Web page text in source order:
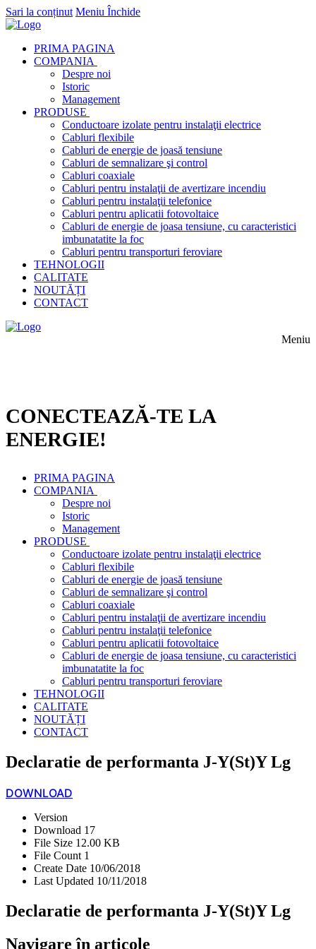
Sari la conținut Meniu Închide
PRIMA PAGINA
COMPANIA
Despre noi
Istoric
Management
PRODUSE
Conductoare izolate pentru instalaţii electrice
Cabluri flexibile
Cabluri de energie de joasă tensiune
Cabluri de semnalizare şi control
Cabluri coaxiale
Cabluri pentru instalaţii de avertizare incendiu
Cabluri pentru instalaţii telefonice
Cabluri pentru aplicatii fotovoltaice
Cabluri de energie de joasa tensiune, cu caracteristici
imbunatatite la foc
Cabluri pentru transporturi feroviare
TEHNOLOGII
CALITATE
NOUTĂȚI
CONTACT
Meniu
CONECTEAZĂ-TE LA
ENERGIE!
PRIMA PAGINA
COMPANIA
Despre noi
Istoric
Management
PRODUSE
Conductoare izolate pentru instalaţii electrice
Cabluri flexibile
Cabluri de energie de joasă tensiune
Cabluri de semnalizare şi control
Cabluri coaxiale
Cabluri pentru instalaţii de avertizare incendiu
Cabluri pentru instalaţii telefonice
Cabluri pentru aplicatii fotovoltaice
Cabluri de energie de joasa tensiune, cu caracteristici
imbunatatite la foc
Cabluri pentru transporturi feroviare
TEHNOLOGII
CALITATE
NOUTĂȚI
CONTACT
Declaratie de performanta J-Y(St)Y Lg
DOWNLOAD
Version
Download 17
File Size 12.00 KB
File Count 1
Create Date 10/06/2018
Last Updated 10/11/2018
Declaratie de performanta J-Y(St)Y Lg
Navigare în articole